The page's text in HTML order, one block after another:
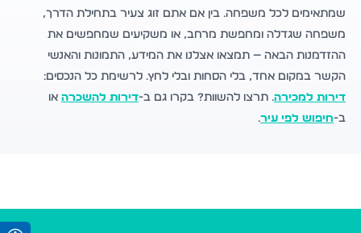
שמתאימים לכל משפחה. בין אם אתם זוג צעיר בתחילת הדרך,
משפחה שגדלה ומחפשת מרחב, או משקיעים שמחפשים את
ההזדמנות הבאה — תמצאו אצלנו את המידע, התמונות והאנשי
הקשר במקום אחד, בלי הסחות ובלי לחץ. לרשימת כל הנכסים:
דירות למכירה. תרצו להשוות? בקרו גם ב-דירות להשכרה או
ב-חיפוש לפי עיר.